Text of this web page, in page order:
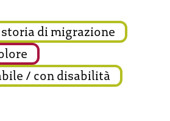
storia di migrazione
/ con disabilità